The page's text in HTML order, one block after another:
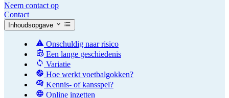
Neem contact op
Contact
Inhoudsopgave
Onschuldig naar risico
Een lange geschiedenis
Variatie
Hoe werkt voetbalgokken?
Kennis- of kansspel?
Online inzetten